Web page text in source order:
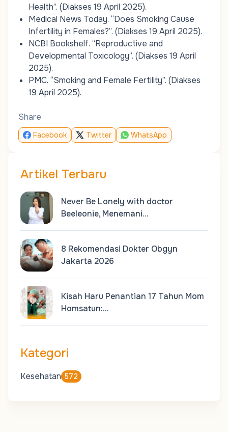
Health”. (Diakses 19 April 2025).
Medical News Today. “Does Smoking Cause
Infertility in Females?”. (Diakses 19 April 2025).
NCBI Bookshelf. “Reproductive and
Developmental Toxicology”. (Diakses 19 April
2025).
PMC. “Smoking and Female Fertility”. (Diakses
19 April 2025).
Share
Facebook Twitter WhatsApp
Artikel Terbaru
Never Be Lonely with doctor
Beeleonie, Menemani…
8 Rekomendasi Dokter Obgyn
Jakarta 2026
Kisah Haru Penantian 17 Tahun Mom
Homsatun:…
Kategori
Kesehatan 572